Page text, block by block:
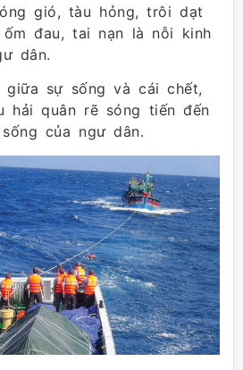
gió, tàu hỏng, trôi dạt
đau, tai nạn là nỗi kinh
dân.
giữa sự sống và cái chết,
hải quân rẽ sóng tiến đến
của ngư dân.